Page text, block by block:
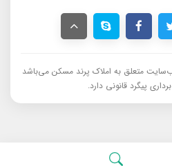
متعلق به املاک پرند مسکن می‌باشد
پیگرد قانونی دارد.